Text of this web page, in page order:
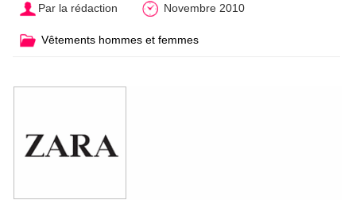
Par la rédaction Novembre 2010
Vêtements hommes et femmes